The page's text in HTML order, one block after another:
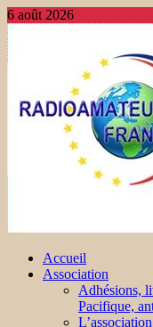
6 août 2026
Accueil
Association
Adhésions,
Pacifique,
L’association